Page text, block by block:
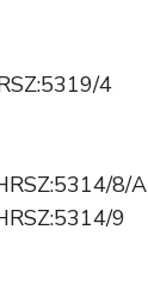
4
8/A
9